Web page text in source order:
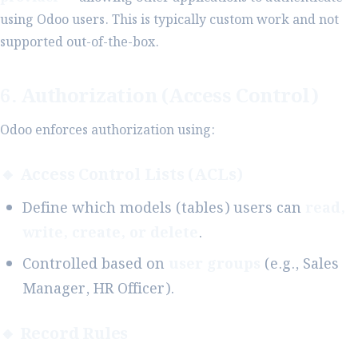
using Odoo users. This is typically custom work and not
supported out-of-the-box.
Odoo enforces authorization using:
Define which models (tables) users can
.
Controlled based on
(e.g., Sales
Manager, HR Officer).